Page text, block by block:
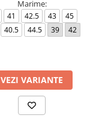
Marime:
41 42.5 43
45
40.5 44.5 39 42
VEZI VARIANTE